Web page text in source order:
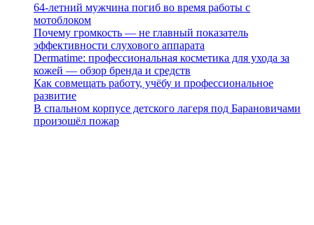
64-летний мужчина погиб во время работы с
мотоблоком
Почему громкость — не главный показатель
эффективности слухового аппарата
Dermatime: профессиональная косметика для ухода за
кожей — обзор бренда и средств
Как совмещать работу, учёбу и профессиональное
развитие
В спальном корпусе детского лагеря под Барановичами
произошёл пожар